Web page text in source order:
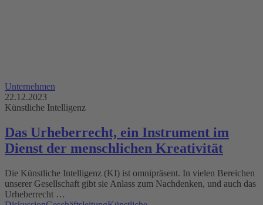
Unternehmen
22.12.2023
Künstliche Intelligenz
Das Urheberrecht, ein Instrument im
Dienst der menschlichen Kreativität
Die Künstliche Intelligenz (KI) ist omnipräsent. In vielen Bereichen
unserer Gesellschaft gibt sie Anlass zum Nachdenken, und auch das
Urheberrecht …